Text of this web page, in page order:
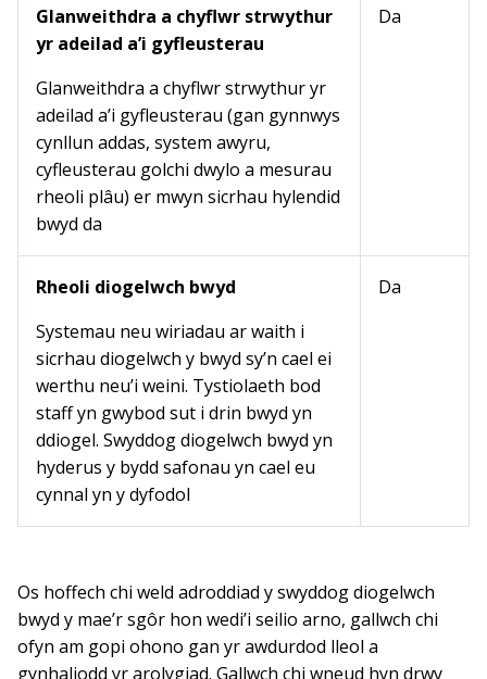
Glanweithdra a chyflwr strwythur
yr adeilad a’i gyfleusterau
Glanweithdra a chyflwr strwythur yr
adeilad a’i gyfleusterau (gan gynnwys
cynllun addas, system awyru,
cyfleusterau golchi dwylo a mesurau
rheoli plâu) er mwyn sicrhau hylendid
bwyd da
Da
Rheoli diogelwch bwyd
Systemau neu wiriadau ar waith i
sicrhau diogelwch y bwyd sy’n cael ei
werthu neu’i weini. Tystiolaeth bod
staff yn gwybod sut i drin bwyd yn
ddiogel. Swyddog diogelwch bwyd yn
hyderus y bydd safonau yn cael eu
cynnal yn y dyfodol
Da
Os hoffech chi weld adroddiad y swyddog diogelwch
bwyd y mae’r sgôr hon wedi’i seilio arno, gallwch chi
ofyn am gopi ohono gan yr awdurdod lleol a
gynhaliodd yr arolygiad. Gallwch chi wneud hyn drwy